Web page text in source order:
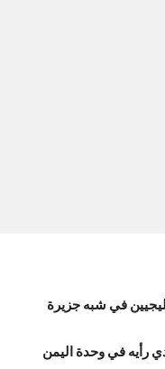
في شبه جزيرة
رأيه في وحدة اليمن